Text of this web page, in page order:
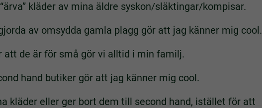
kläder av mina äldre syskon/släktingar/kompisar.
av omsydda gamla plagg gör att jag känner mig cool.
att de är för små gör vi alltid i min familj.
hand butiker gör att jag känner mig cool.
kläder eller ger bort dem till second hand, istället för att